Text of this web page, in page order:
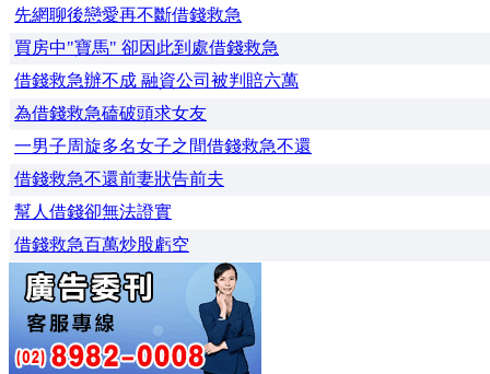
先網聊後戀愛再不斷借錢救急
買房中"寶馬" 卻因此到處借錢救急
借錢救急辦不成 融資公司被判賠六萬
為借錢救急磕破頭求女友
一男子周旋多名女子之間借錢救急不還
借錢救急不還前妻狀告前夫
幫人借錢卻無法證實
借錢救急百萬炒股虧空